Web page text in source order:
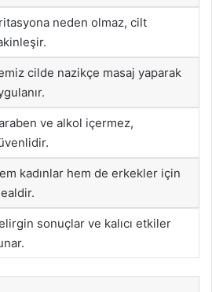
neden olmaz, cilt
cilde nazikçe masaj yaparak
ve alkol içermez,
kadınlar hem de erkekler için
sonuçlar ve kalıcı etkiler